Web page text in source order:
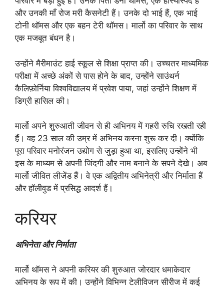
और उनकी माँ रोज मरी कैसनेटी हैं। उनके दो भाई हैं, एक भाई
टोनी थॉमस और एक बहन टेरी थॉमस। मार्लो का परिवार के साथ
एक मजबूत बंधन है।
उन्होंने मैरीमाउंट हाई स्कूल से शिक्षा प्राप्त की। उच्चतर माध्यमिक
परीक्षा में अच्छे अंकों से पास होने के बाद, उन्होंने साउंथर्न
कैलिफ़ोर्निया विश्वविद्यालय में प्रवेश पाया, जहां उन्होंने शिक्षण में
डिग्री हासिल की।
मार्लो अपने शुरुआती जीवन से ही अभिनय में गहरी रुचि रखती रही
हैं। वह 23 साल की उम्र में अभिनय करना शुरू कर दी। क्योंकि
पूरा परिवार मनोरंजन उद्योग से जुड़ा हुआ था, इसलिए उन्होंने भी
इस के माध्यम से अपनी जिंदगी और नाम बनाने के सपने देखे। अब
मार्लो जीवित लीजेंड हैं। वे एक अद्वितीय अभिनेत्री और निर्माता हैं
और हॉलीवुड में प्रसिद्ध आदर्श हैं।
करियर
अभिनेता और निर्माता
मार्लो थॉमस ने अपनी करियर की शुरुआत जोरदार धमाकेदार
अभिनय के रूप में की। उन्होंने विभिन्न टेलीविजन सीरीज में कई